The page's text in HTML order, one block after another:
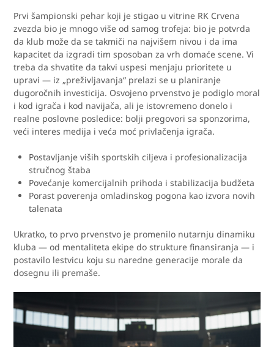
Prvi šampionski pehar koji je stigao u vitrine RK Crvena
zvezda bio je mnogo više od samog trofeja: bio je potvrda
da klub može da se takmiči na najvišem nivou i da ima
kapacitet da izgradi tim sposoban za vrh domaće scene. Vi
treba da shvatite da takvi uspesi menjaju prioritete u
upravi — iz „preživljavanja“ prelazi se u planiranje
dugoročnih investicija. Osvojeno prvenstvo je podiglo moral
i kod igrača i kod navijača, ali je istovremeno donelo i
realne poslovne posledice: bolji pregovori sa sponzorima,
veći interes medija i veća moć privlačenja igrača.
Postavljanje viših sportskih ciljeva i profesionalizacija
stručnog štaba
Povećanje komercijalnih prihoda i stabilizacija budžeta
Porast poverenja omladinskog pogona kao izvora novih
talenata
Ukratko, to prvo prvenstvo je promenilo nutarnju dinamiku
kluba — od mentaliteta ekipe do strukture finansiranja — i
postavilo lestvicu koju su naredne generacije morale da
dosegnu ili premaše.